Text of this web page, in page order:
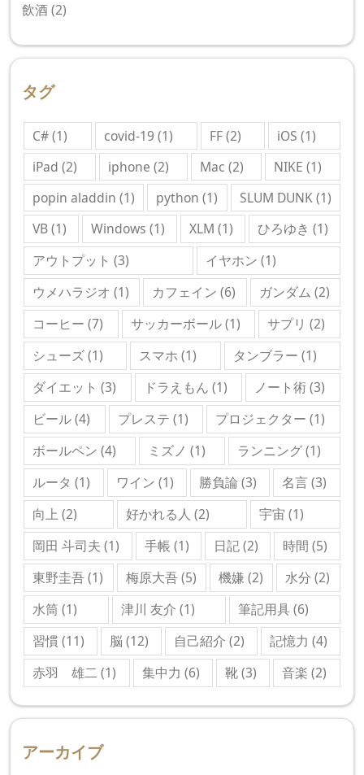
飲酒(2)
タグ
C#(1) covid-19 (1) FF(2) iOS (1)
iPad (2) iphone (2) Mac (2) NIKE (1)
popin aladdin (1) python (1) SLUM DUNK(1)
VB(1) Windows (1) XLM (1) ひろゆき (1)
アウトプット (3) イヤホン (1)
ウメハラジオ (1) カフェイン (6) ガンダム (2)
コーヒー (7) サッカーボール(1) サプリ (2)
シューズ(1) スマホ (1) タンブラー (1)
ダイエット (3) ドラえもん (1) ノート術(3)
ビール(4) プレステ (1) プロジェクター (1)
ボールペン (4) ミズノ (1) ランニング(1)
ルータ (1) ワイン (1) 勝負論 (3) 名言 (3)
向上 (2) 好かれる人 (2) 宇宙 (1)
岡田 斗司夫 (1) 手帳 (1) 日記(2) 時間 (5)
東野圭吾(1) 梅原大吾(5) 機嫌 (2) 水分 (2)
水筒 (1) 津川 友介 (1) 筆記用具(6)
習慣(11) 脳 (12) 自己紹介 (2) 記憶力 (4)
赤羽 雄二 (1) 集中力 (6) 靴(3) 音楽 (2)
アーカイブ